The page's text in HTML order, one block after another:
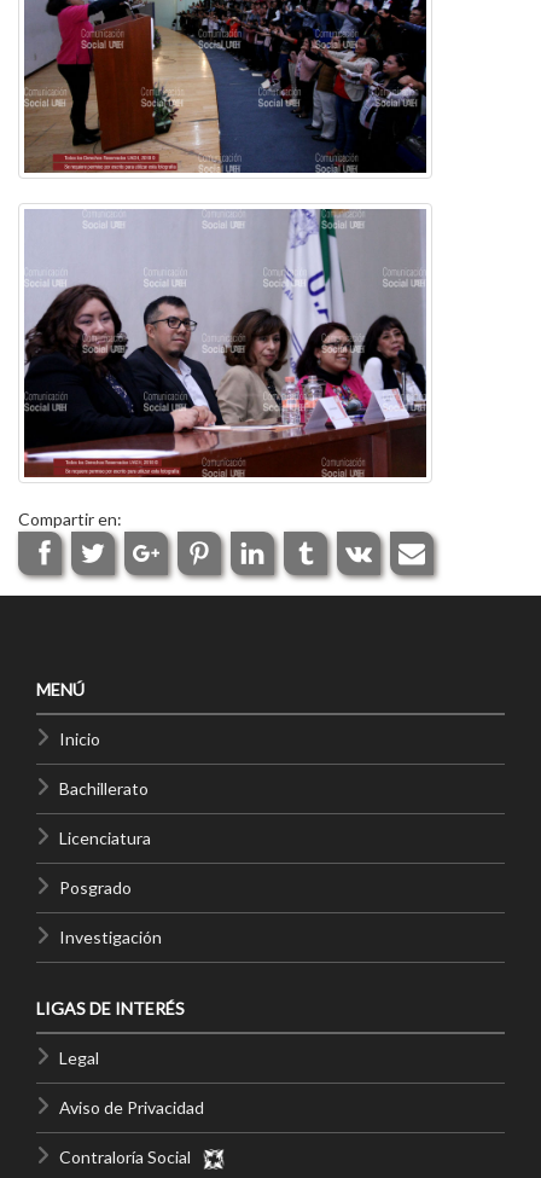
Compartir en:
MENÚ
Inicio
Bachillerato
Licenciatura
Posgrado
Investigación
LIGAS DE INTERÉS
Legal
Aviso de Privacidad
Contraloría Social